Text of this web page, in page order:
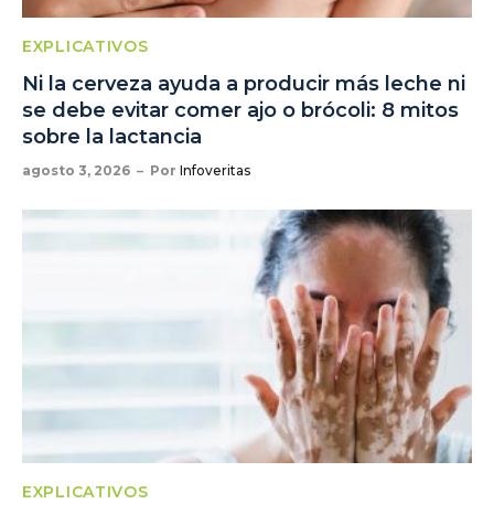
EXPLICATIVOS
Ni la cerveza ayuda a producir más leche ni
se debe evitar comer ajo o brócoli: 8 mitos
sobre la lactancia
agosto 3, 2026 Por Infoveritas
EXPLICATIVOS